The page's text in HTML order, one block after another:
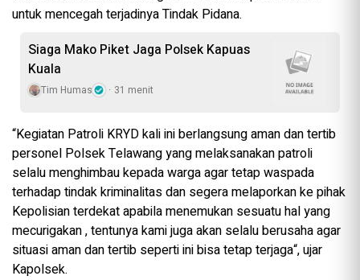
untuk mencegah terjadinya Tindak Pidana.
Siaga Mako Piket Jaga Polsek Kapuas
Kuala
Tim Humas 31 menit
“Kegiatan Patroli KRYD kali ini berlangsung aman dan tertib
personel Polsek Telawang yang melaksanakan patroli
selalu menghimbau kepada warga agar tetap waspada
terhadap tindak kriminalitas dan segera melaporkan ke pihak
Kepolisian terdekat apabila menemukan sesuatu hal yang
mecurigakan , tentunya kami juga akan selalu berusaha agar
situasi aman dan tertib seperti ini bisa tetap terjaga“, ujar
Kapolsek.